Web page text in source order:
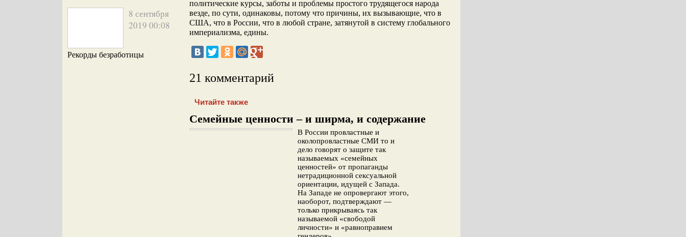
8 сентября
2019 00:08
Рекорды безработицы
политические курсы, заботы и проблемы простого трудящегося народа
везде, по сути, одинаковы, потому что причины, их вызывающие, что в
США, что в России, что в любой стране, затянутой в систему глобального
империализма, едины.
21 комментарий
Читайте также
Семейные ценности – и ширма, и содержание
В России провластные и
околопровластные СМИ то и
дело говорят о защите так
называемых «семейных
ценностей» от пропаганды
нетрадиционной сексуальной
ориентации, идущей с Запада.
На Западе не опровергают этого,
наоборот, подтверждают —
только прикрываясь так
называемой «свободой
личности» и «равноправием